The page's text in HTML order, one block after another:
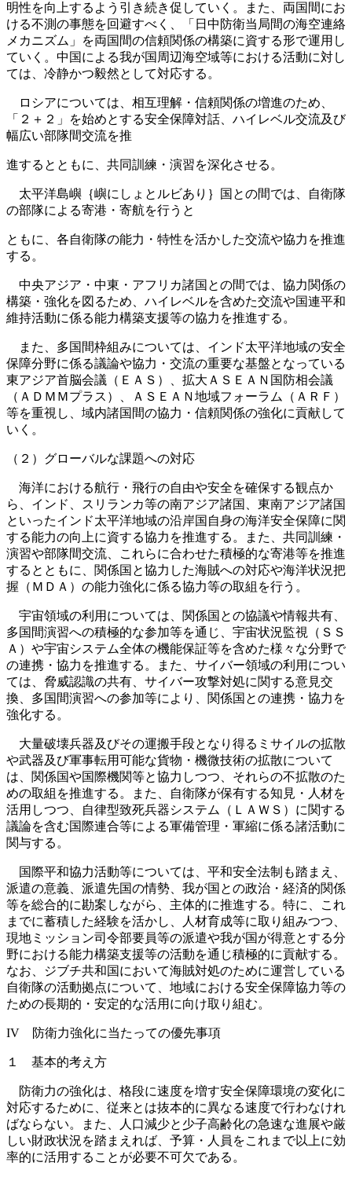
明性を向上するよう引き続き促していく。また、両国間にお
ける不測の事態を回避すべく、「日中防衛当局間の海空連絡
メカニズム」を両国間の信頼関係の構築に資する形で運用し
ていく。中国による我が国周辺海空域等における活動に対し
ては、冷静かつ毅然として対応する。
ロシアについては、相互理解・信頼関係の増進のため、
「２＋２」を始めとする安全保障対話、ハイレベル交流及び
幅広い部隊間交流を推
進するとともに、共同訓練・演習を深化させる。
太平洋島嶼｛嶼にしょとルビあり｝国との間では、自衛隊
の部隊による寄港・寄航を行うと
ともに、各自衛隊の能力・特性を活かした交流や協力を推進
する。
中央アジア・中東・アフリカ諸国との間では、協力関係の
構築・強化を図るため、ハイレベルを含めた交流や国連平和
維持活動に係る能力構築支援等の協力を推進する。
また、多国間枠組みについては、インド太平洋地域の安全
保障分野に係る議論や協力・交流の重要な基盤となっている
東アジア首脳会議（ＥＡＳ）、拡大ＡＳＥＡＮ国防相会議
（ＡＤＭＭプラス）、ＡＳＥＡＮ地域フォーラム（ＡＲＦ）
等を重視し、域内諸国間の協力・信頼関係の強化に貢献して
いく。
（２）グローバルな課題への対応
海洋における航行・飛行の自由や安全を確保する観点か
ら、インド、スリランカ等の南アジア諸国、東南アジア諸国
といったインド太平洋地域の沿岸国自身の海洋安全保障に関
する能力の向上に資する協力を推進する。また、共同訓練・
演習や部隊間交流、これらに合わせた積極的な寄港等を推進
するとともに、関係国と協力した海賊への対応や海洋状況把
握（ＭＤＡ）の能力強化に係る協力等の取組を行う。
宇宙領域の利用については、関係国との協議や情報共有、
多国間演習への積極的な参加等を通じ、宇宙状況監視（ＳＳ
Ａ）や宇宙システム全体の機能保証等を含めた様々な分野で
の連携・協力を推進する。また、サイバー領域の利用につい
ては、脅威認識の共有、サイバー攻撃対処に関する意見交
換、多国間演習への参加等により、関係国との連携・協力を
強化する。
大量破壊兵器及びその運搬手段となり得るミサイルの拡散
や武器及び軍事転用可能な貨物・機微技術の拡散について
は、関係国や国際機関等と協力しつつ、それらの不拡散のた
めの取組を推進する。また、自衛隊が保有する知見・人材を
活用しつつ、自律型致死兵器システム（ＬＡＷＳ）に関する
議論を含む国際連合等による軍備管理・軍縮に係る諸活動に
関与する。
国際平和協力活動等については、平和安全法制も踏まえ、
派遣の意義、派遣先国の情勢、我が国との政治・経済的関係
等を総合的に勘案しながら、主体的に推進する。特に、これ
までに蓄積した経験を活かし、人材育成等に取り組みつつ、
現地ミッション司令部要員等の派遣や我が国が得意とする分
野における能力構築支援等の活動を通じ積極的に貢献する。
なお、ジブチ共和国において海賊対処のために運営している
自衛隊の活動拠点について、地域における安全保障協力等の
ための長期的・安定的な活用に向け取り組む。
IV 防衛力強化に当たっての優先事項
１ 基本的考え方
防衛力の強化は、格段に速度を増す安全保障環境の変化に
対応するために、従来とは抜本的に異なる速度で行わなけれ
ばならない。また、人口減少と少子高齢化の急速な進展や厳
しい財政状況を踏まえれば、予算・人員をこれまで以上に効
率的に活用することが必要不可欠である。